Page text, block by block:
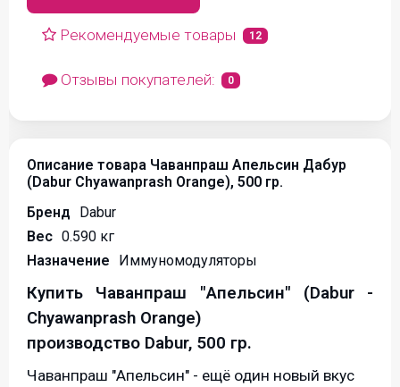
Рекомендуемые товары 12
Отзывы покупателей: 0
Описание товара Чаванпраш Апельсин Дабур
(Dabur Chyawanprash Orange), 500 гр.
Бренд
Dabur
Вес 0.590 кг
Назначение
Иммуномодуляторы
Купить Чаванпраш "Апельсин" (Dabur -
Chyawanprash Orange)
производство Dabur, 500 гр.
Чаванпраш "Апельсин" - ещё один новый вкус